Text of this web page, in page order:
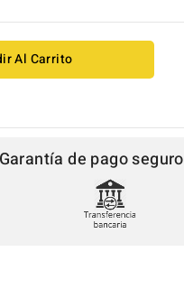
Al Carrito
Garantía de pago seguro